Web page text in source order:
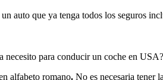
auto que ya tenga todos los seguros
necesito para conducir un coche en USA?
alfabeto romano. No es necesaria tener